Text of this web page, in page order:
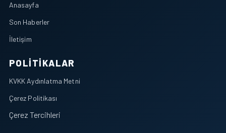
Anasayfa
Son Haberler
İletişim
POLITIKALAR
KVKK Aydınlatma Metni
Çerez Politikası
Çerez Tercihleri